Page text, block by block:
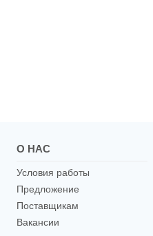
О НАС
Условия работы
Предложение
Поставщикам
Вакансии